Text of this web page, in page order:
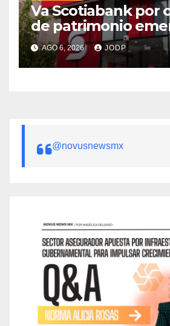
Va Scotiabank por
de patrimonio
AGO 6, 2026 JODP
@novusnewsmx